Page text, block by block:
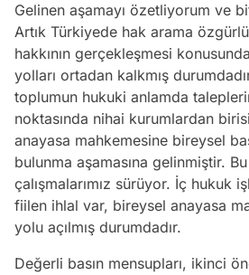
Gelinen aşamayı özetliyorum ve
Artık Türkiyede hak arama
hakkının gerçekleşmesi
yolları ortadan kalkmış
toplumun hukuki anlamda
noktasında nihai kurumlardan
anayasa mahkemesine bireysel
bulunma aşamasına gelinmiştir.
çalışmalarımız sürüyor. İç hukuk
fiilen ihlal var, bireysel anayasa
yolu açılmış durumdadır.
Değerli basın mensupları, ikinci